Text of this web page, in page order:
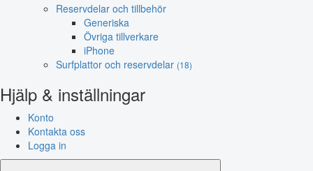
Reservdelar och tillbehör
Generiska
Övriga tillverkare
iPhone
Surfplattor och reservdelar (18)
Hjälp & inställningar
Konto
Kontakta oss
Logga in